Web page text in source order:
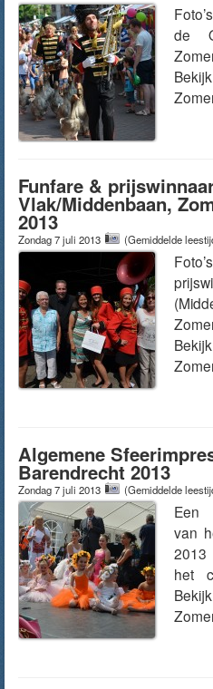
de
Funfare &
Vlak/Middenbaan,
2013
Zondag 7 juli 2013 (Gemiddelde
Algemene
Barendrecht 2013
Zondag 7 juli 2013 (Gemiddelde
Een
van
2013
het